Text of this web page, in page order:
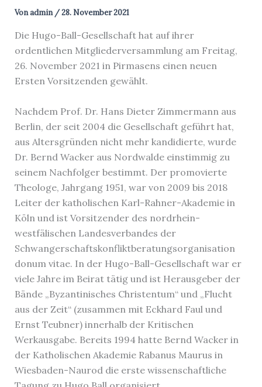
Vonadmin /28. November 2021
Die Hugo-Ball-Gesellschaft hat auf ihrer
ordentlichen Mitgliederversammlung am Freitag,
26. November 2021 in Pirmasens einen neuen
Ersten Vorsitzenden gewählt.
Nachdem Prof. Dr. Hans Dieter Zimmermann aus
Berlin, der seit 2004 die Gesellschaft geführt hat,
aus Altersgründen nicht mehr kandidierte, wurde
Dr. Bernd Wacker aus Nordwalde einstimmig zu
seinem Nachfolger bestimmt. Der promovierte
Theologe, Jahrgang 1951, war von 2009 bis 2018
Leiter der katholischen Karl-Rahner-Akademie in
Köln und ist Vorsitzender des nordrhein-
westfälischen Landesverbandes der
Schwangerschaftskonfliktberatungsorganisation
donum vitae. In der Hugo-Ball-Gesellschaft war er
viele Jahre im Beirat tätig und ist Herausgeber der
Bände „Byzantinisches Christentum“ und „Flucht
aus der Zeit“ (zusammen mit Eckhard Faul und
Ernst Teubner) innerhalb der Kritischen
Werkausgabe. Bereits 1994 hatte Bernd Wacker in
der Katholischen Akademie Rabanus Maurus in
Wiesbaden-Naurod die erste wissenschaftliche